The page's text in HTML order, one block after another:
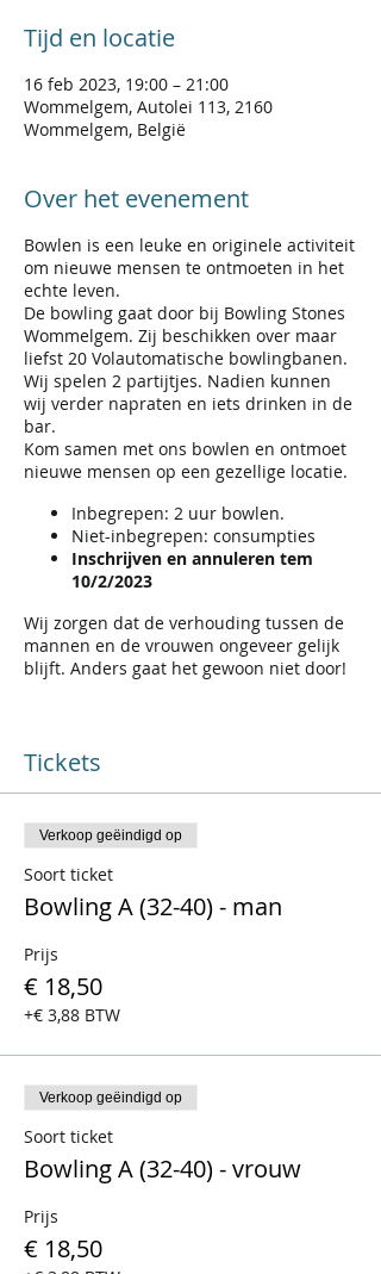
Tijd en locatie
16 feb 2023, 19:00 – 21:00
Wommelgem, Autolei 113, 2160
Wommelgem, België
Over het evenement
Bowlen is een leuke en originele activiteit
om nieuwe mensen te ontmoeten in het
echte leven.
De bowling gaat door bij Bowling Stones
Wommelgem. Zij beschikken over maar
liefst 20 Volautomatische bowlingbanen.
Wij spelen 2 partijtjes. Nadien kunnen
wij verder napraten en iets drinken in de
bar.
Kom samen met ons bowlen en ontmoet
nieuwe mensen op een gezellige locatie.
Inbegrepen: 2 uur bowlen.
Niet-inbegrepen: consumpties
Inschrijven en annuleren tem
10/2/2023
Wij zorgen dat de verhouding tussen de
mannen en de vrouwen ongeveer gelijk
blijft. Anders gaat het gewoon niet door!
Tickets
Verkoop geëindigd op
Soort ticket
Bowling A (32-40) - man
Prijs
€ 18,50
+€ 3,88 BTW
Verkoop geëindigd op
Soort ticket
Bowling A (32-40) - vrouw
Prijs
€ 18,50